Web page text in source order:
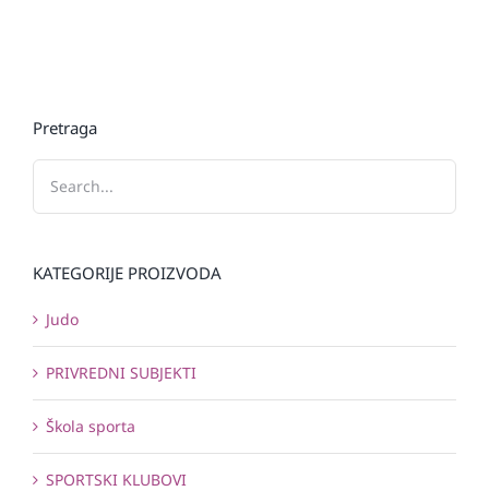
Pretraga
KATEGORIJE PROIZVODA
Judo
PRIVREDNI SUBJEKTI
Škola sporta
SPORTSKI KLUBOVI